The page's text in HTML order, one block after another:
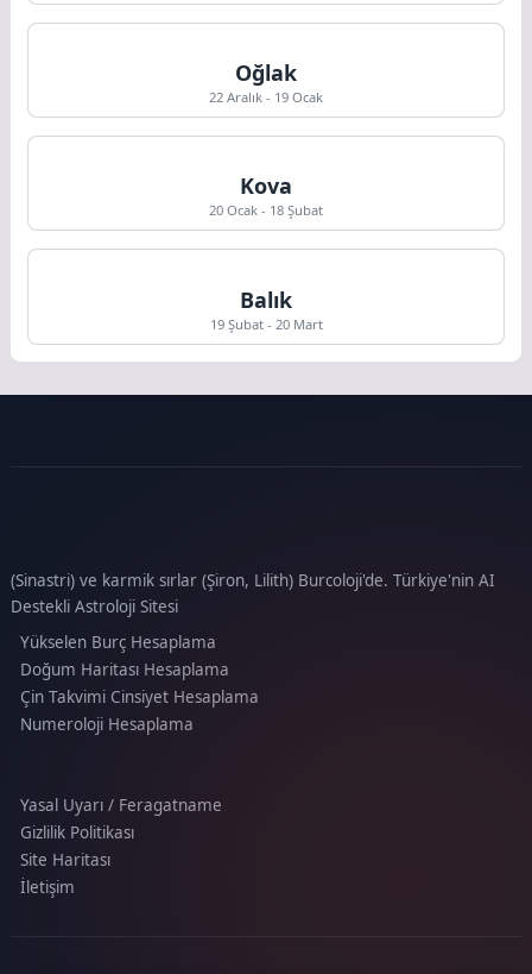
Oğlak
22 Aralık - 19 Ocak
Kova
20 Ocak - 18 Şubat
Balık
19 Şubat - 20 Mart
(Sinastri) ve karmik sırlar (Şiron, Lilith) Burcoloji'de. Türkiye'nin AI
Destekli Astroloji Sitesi
Yükselen Burç Hesaplama
Doğum Haritası Hesaplama
Çin Takvimi Cinsiyet Hesaplama
Numeroloji Hesaplama
Yasal Uyarı / Feragatname
Gizlilik Politikası
Site Haritası
İletişim